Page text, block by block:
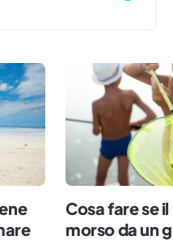
Cosa fare se
morso da un